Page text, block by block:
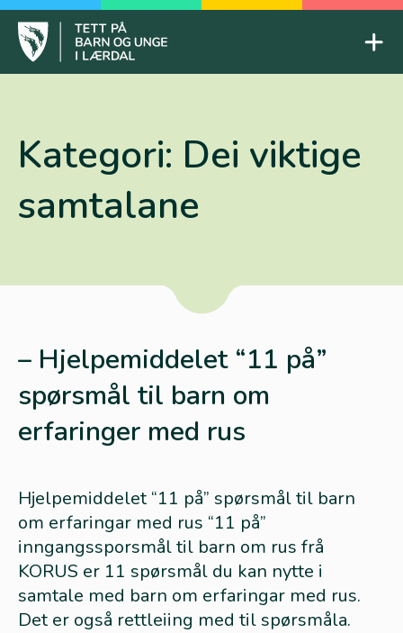
Skip
content
Tett på barn og unge
Kategori: Dei viktige
samtalane
– Hjelpemiddelet “11 på”
spørsmål til barn om
erfaringer med rus
Hjelpemiddelet “11 på” spørsmål til barn
om erfaringar med rus “11 på”
inngangssporsmål til barn om rus frå
KORUS er 11 spørsmål du kan nytte i
samtale med barn om erfaringar med rus.
Det er også rettleiing med til spørsmåla.